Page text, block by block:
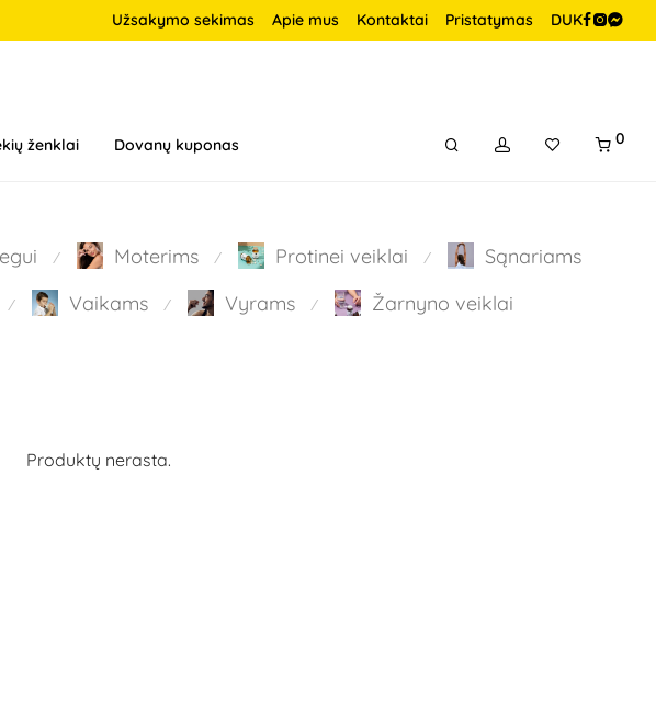
Užsakymo sekimas Apie mus Kontaktai Pristatymas DUK
ženklai Dovanų kuponas 0
⁄ Moterims ⁄ Protinei veiklai ⁄ Sąnariams
⁄ Vaikams ⁄ Vyrams ⁄ Žarnyno veiklai
Produktų nerasta.